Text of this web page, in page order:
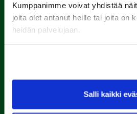
Kumppanimme voivat yhdistää
joita olet antanut heille tai joita on
heidän palvelujaan.
Salli kaikki
Kalaforniantie 178,
caddie-